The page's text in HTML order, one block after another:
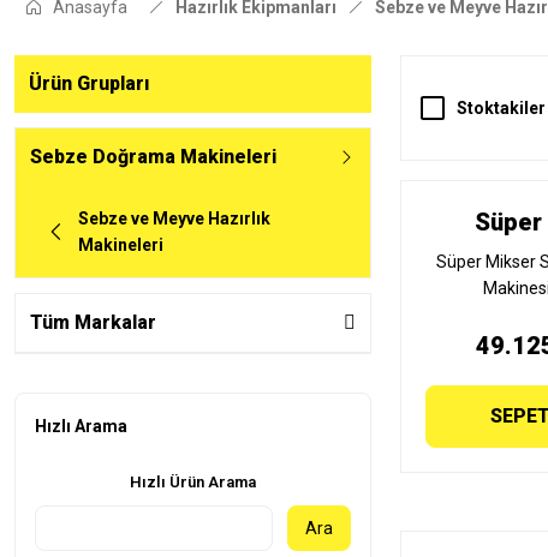
Anasayfa Hazırlık Ekipmanları Sebze ve Meyve
Ürün Grupları
Sebze Doğrama Makineleri
Sebze ve Meyve Hazırlık
Makineleri
Tüm Markalar
Hızlı Arama
Hızlı Ürün Arama
Ara
Stoktakiler
Süper Mikser